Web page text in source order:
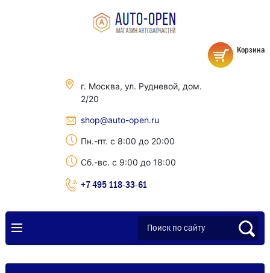
г. Москва, ул. Рудневой, дом.
2/20
shop@auto-open.ru
Пн.-пт. с 8:00 до 20:00
Сб.-вс. с 9:00 до 18:00
+7 495 118-33-61
Корзина